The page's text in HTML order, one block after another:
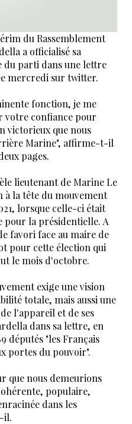
du Rassemblement
a officialisé sa
du parti dans une lettre
mercredi sur twitter.
fonction, je me
votre confiance pour
victorieux que nous
Marine", affirme-t-il
pages.
lieutenant de Marine Le
à la tête du mouvement
lorsque celle-ci était
pour la présidentielle. A
favori face au maire de
pour cette élection qui
le mois d'octobre.
exige une vision
totale, mais aussi une
l'appareil et de ses
dans sa lettre, en
députés "les Français
portes du pouvoir".
que nous demeurions
populaire,
dans les
il.